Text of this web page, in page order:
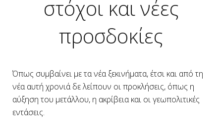
στόχοι και νέες
προσδοκίες
Όπως συμβαίνει με τα νέα ξεκινήματα, έτσι και από τη
νέα αυτή χρονιά δε λείπουν οι προκλήσεις, όπως η
αύξηση του μετάλλου, η ακρίβεια και οι γεωπολιτικές
εντάσεις.